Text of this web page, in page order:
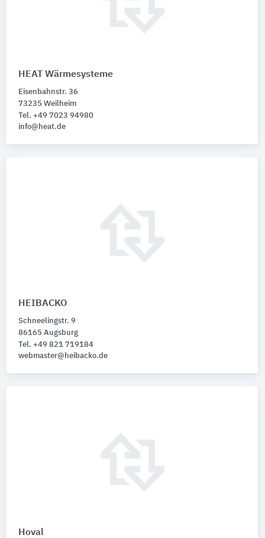
HEAT Wärmesysteme
Eisenbahnstr. 36
73235 Weilheim
Tel. +49 7023 94980
info@heat.de
HEIBACKO
Schneelingstr. 9
86165 Augsburg
Tel. +49 821 719184
webmaster@heibacko.de
Hoval